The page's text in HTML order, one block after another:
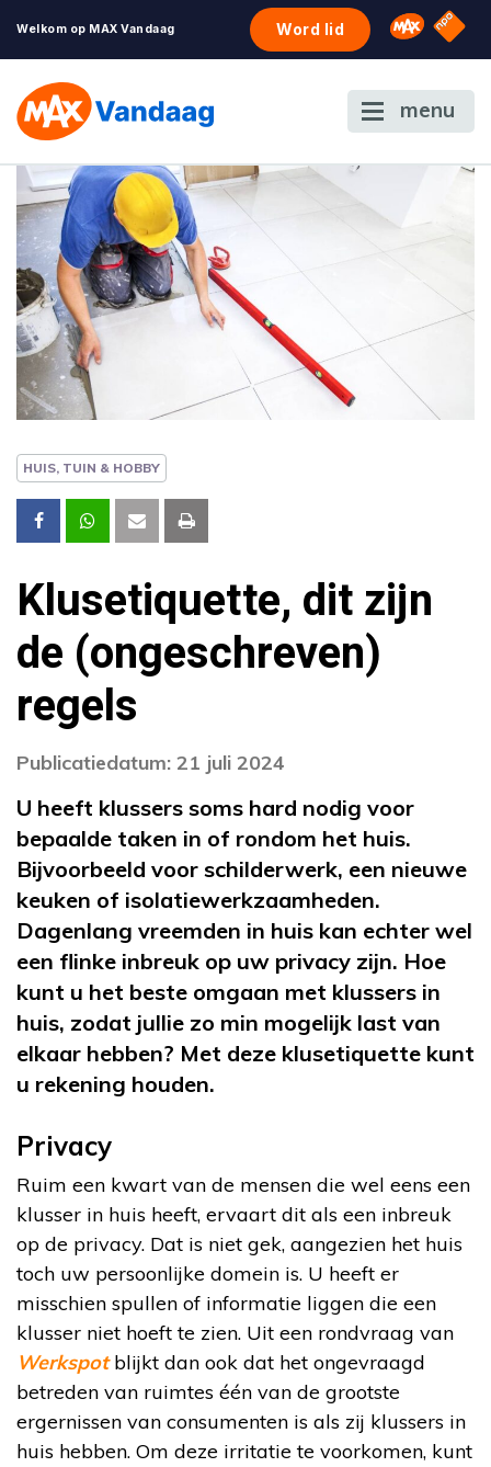
Welkom op MAX Vandaag Word lid Omroep
NPO
menu
HUIS, TUIN & HOBBY
Klusetiquette, dit zijn
de (ongeschreven)
regels
Publicatiedatum: 21 juli 2024
U heeft klussers soms hard nodig voor
bepaalde taken in of rondom het huis.
Bijvoorbeeld voor schilderwerk, een nieuwe
keuken of isolatiewerkzaamheden.
Dagenlang vreemden in huis kan echter wel
een flinke inbreuk op uw privacy zijn. Hoe
kunt u het beste omgaan met klussers in
huis, zodat jullie zo min mogelijk last van
elkaar hebben? Met deze klusetiquette kunt
u rekening houden.
Privacy
Ruim een kwart van de mensen die wel eens een
klusser in huis heeft, ervaart dit als een inbreuk
op de privacy. Dat is niet gek, aangezien het huis
toch uw persoonlijke domein is. U heeft er
misschien spullen of informatie liggen die een
klusser niet hoeft te zien. Uit een rondvraag van
Werkspot blijkt dan ook dat het ongevraagd
betreden van ruimtes één van de grootste
ergernissen van consumenten is als zij klussers in
huis hebben. Om deze irritatie te voorkomen, kunt